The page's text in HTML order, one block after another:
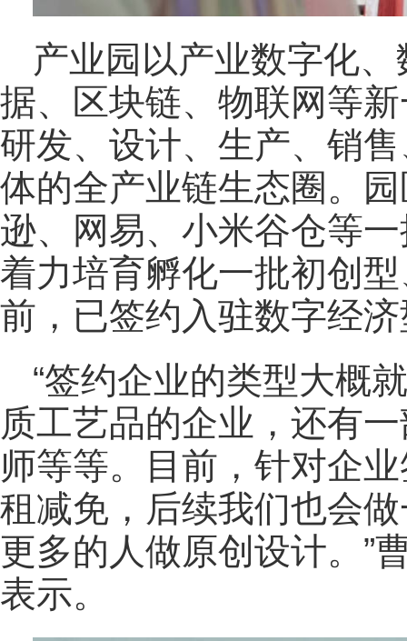
产业园以产业数字化
据、区块链、物联网等
研发、设计、生产、销
体的全产业链生态圈。
逊、网易、小米谷仓等
着力培育孵化一批初创
前，已签约入驻数字经
“签约企业的类型大概
质工艺品的企业，还有
师等等。目前，针对企
租减免，后续我们也会
更多的人做原创设计。”
表示。